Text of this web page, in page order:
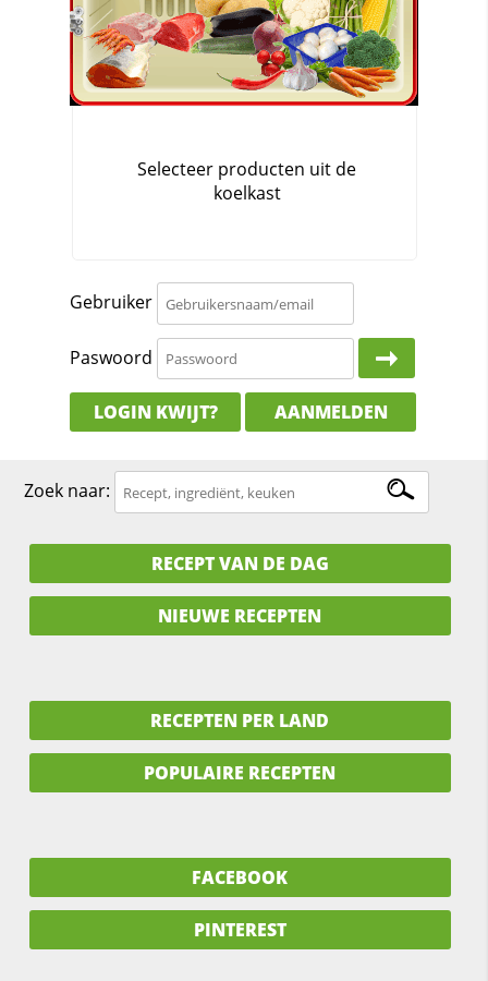
Gebruiker
Paswoord
LOGIN KWIJT? AANMELDEN
Zoek naar:
RECEPT VAN DE DAG
NIEUWE RECEPTEN
RECEPTEN PER LAND
POPULAIRE RECEPTEN
FACEBOOK
PINTEREST